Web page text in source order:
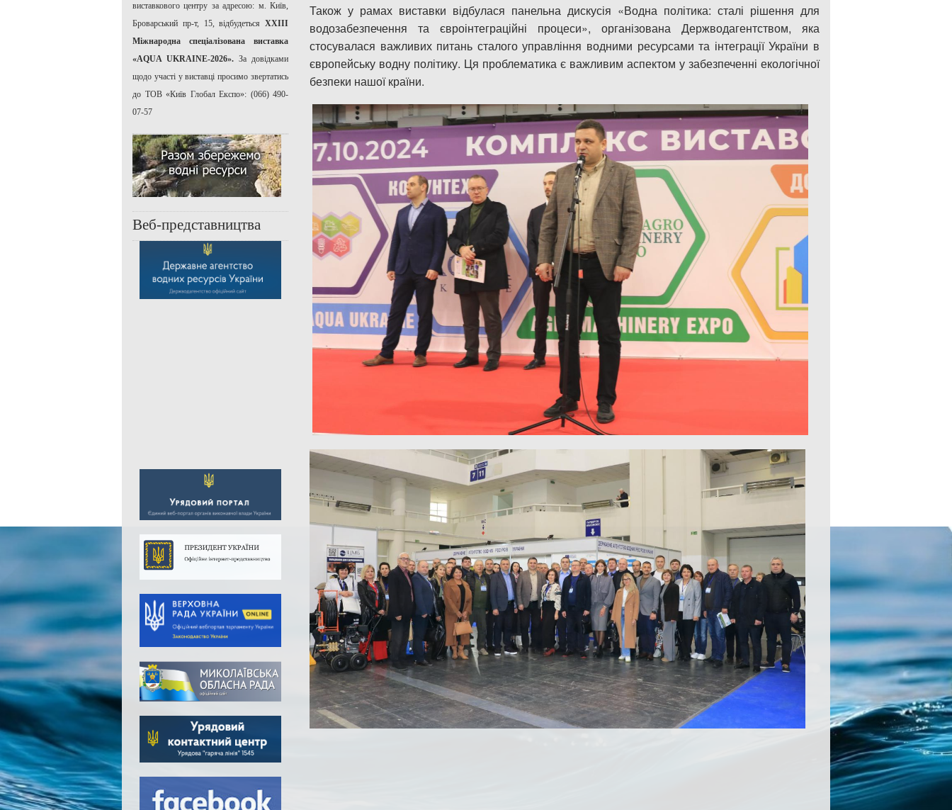
Також у рамах виставки відбулася панельна дискусія «Водна політика: сталі рішення для
водозабезпечення та євроінтеграційні процеси», організована Держводагентством, яка
стосувалася важливих питань сталого управління водними ресурсами та інтеграції України в
європейську водну політику. Ця проблематика є важливим аспектом у забезпеченні екологічної
безпеки нашої країни.
виставкового центру за адресою: м. Київ,
Броварський пр-т, 15, відбудеться ХХІІІ
Міжнародна спеціалізована виставка
«AQUA UKRAINE-2026». За довідками
щодо участі у виставці просимо звертатись
до ТОВ «Київ Глобал Експо»: (066) 490-
07-57
Веб-представництва